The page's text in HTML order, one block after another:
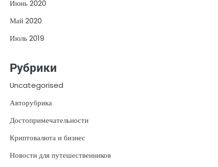
Июнь 2020
Май 2020
Июль 2019
Рубрики
Uncategorised
Авторубрика
Достопримечательности
Криптовалюта и бизнес
Новости для путешественников